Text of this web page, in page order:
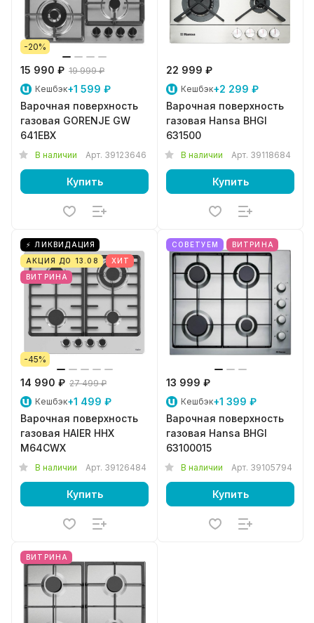
-20%
15 990 ₽ 19 999 ₽
Кешбэк+1 599 ₽
Варочная поверхность
газовая GORENJE GW
641EBX
В наличии Арт. 39123646
Купить
22 999 ₽
Кешбэк+2 299 ₽
Варочная поверхность
газовая Hansa BHGI
631500
В наличии Арт. 39118684
Купить
⚡ ЛИКВИДАЦИЯ
АКЦИЯ ДО 13.08
ХИТ
ВИТРИНА
-45%
14 990 ₽ 27 499 ₽
Кешбэк+1 499 ₽
Варочная поверхность
газовая HAIER HHX
M64CWX
В наличии Арт. 39126484
Купить
СОВЕТУЕМ ВИТРИНА
13 999 ₽
Кешбэк+1 399 ₽
Варочная поверхность
газовая Hansa BHGI
63100015
В наличии Арт. 39105794
Купить
ВИТРИНА